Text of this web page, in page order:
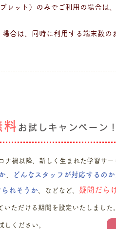
レット）のみでご利用の場合は
合は、同時に利用する端末数の
禍以降、新しく生まれた学習サー
どんなスタッフが対応するのか
られそうか 、などなど、 疑問だら
ただける期間を設定いたしました。
しください。
料 お試しキャンペーン！